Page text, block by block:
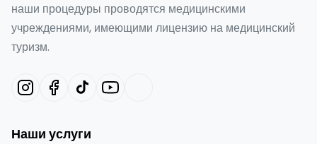
наши процедуры проводятся медицинскими
учреждениями, имеющими лицензию на медицинский
туризм.
Наши услуги